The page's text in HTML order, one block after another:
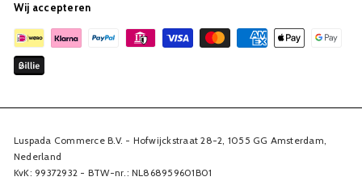
Wij accepteren
Luspada Commerce B.V. - Hofwijckstraat 28-2, 1055 GG Amsterdam,
Nederland
KvK: 99372932 - BTW-nr.: NL868959601B01